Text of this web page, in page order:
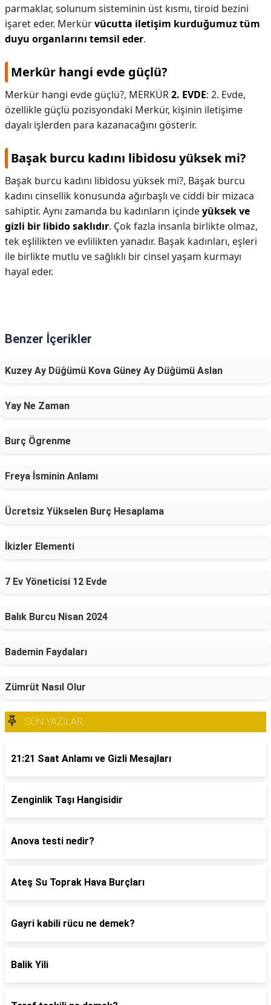
parmaklar, solunum sisteminin üst kısmı, tiroid bezini
işaret eder. Merkürvücutta iletişim kurduğumuz tüm
duyu organlarını temsil eder.
Merkür hangi evde güçlü?
Merkür hangi evde güçlü?, MERKÜR2. EVDE: 2. Evde,
özellikle güçlü pozisyondaki Merkür, kişinin iletişime
dayalı işlerden para kazanacağını gösterir.
Başak burcu kadını libidosu yüksek mi?
Başak burcu kadını libidosu yüksek mi?, Başak burcu
kadını cinsellik konusunda ağırbaşlı ve ciddi bir mizaca
sahiptir. Aynı zamanda bu kadınların içindeyüksek ve
gizli bir libido saklıdır. Çok fazla insanla birlikte olmaz,
tek eşlilikten ve evlilikten yanadır. Başak kadınları, eşleri
ile birlikte mutlu ve sağlıklı bir cinsel yaşam kurmayı
hayal eder.
Benzer İçerikler
Kuzey Ay Düğümü Kova Güney Ay Düğümü Aslan
Yay Ne Zaman
Burç Ögrenme
Freya İsminin Anlamı
Ücretsiz Yükselen Burç Hesaplama
İkizler Elementi
7 Ev Yöneticisi 12 Evde
Balık Burcu Nisan 2024
Bademin Faydaları
Zümrüt Nasıl Olur
SON YAZILAR
21:21 Saat Anlamı ve Gizli Mesajları
Zenginlik Taşı Hangisidir
Anova testi nedir?
Ateş Su Toprak Hava Burçları
Gayri kabili rücu ne demek?
Balik Yili